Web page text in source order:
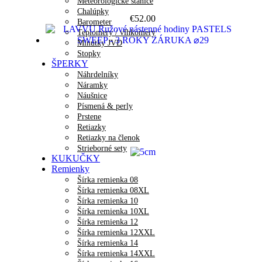
Chalúpky
Barometer
Teplomery / vlhkomery
Minútky JVD
Stopky
ŠPERKY
Náhrdelníky
Náramky
Náušnice
Písmená & perly
Prstene
Retiazky
Retiazky na členok
Strieborné sety
KUKUČKY
Remienky
Šírka remienka 08
Šírka remienka 08XL
Šírka remienka 10
Šírka remienka 10XL
Šírka remienka 12
Šírka remienka 12XXL
Šírka remienka 14
Šírka remienka 14XXL
€52.00